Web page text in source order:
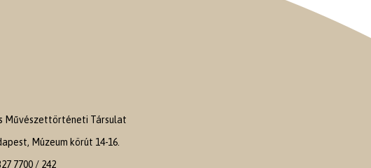
Művészettörténeti Társulat
Múzeum körút 14-16.
7700 / 242